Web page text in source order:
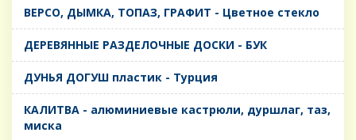
ВЕРСО, ДЫМКА, ТОПАЗ, ГРАФИТ - Цветное стекло
ДЕРЕВЯННЫЕ РАЗДЕЛОЧНЫЕ ДОСКИ - БУК
ДУНЬЯ ДОГУШ пластик - Турция
КАЛИТВА - алюминиевые кастрюли, дуршлаг, таз,
миска